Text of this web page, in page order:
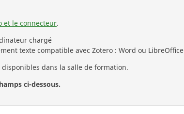
et le connecteur.
chargé
texte compatible avec Zotero : Word ou LibreOffice
dans la salle de formation.
ci-dessous.